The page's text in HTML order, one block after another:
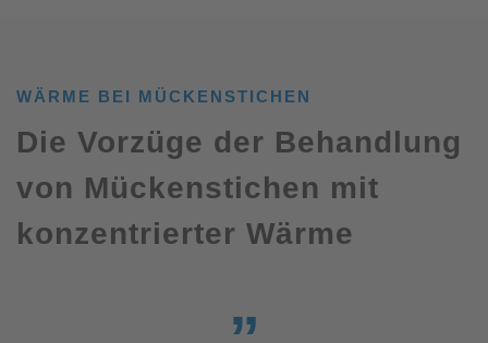
WÄRME BEI MÜCKENSTICHEN
Die Vorzüge der Behandlung
von Mückenstichen mit
konzentrierter Wärme